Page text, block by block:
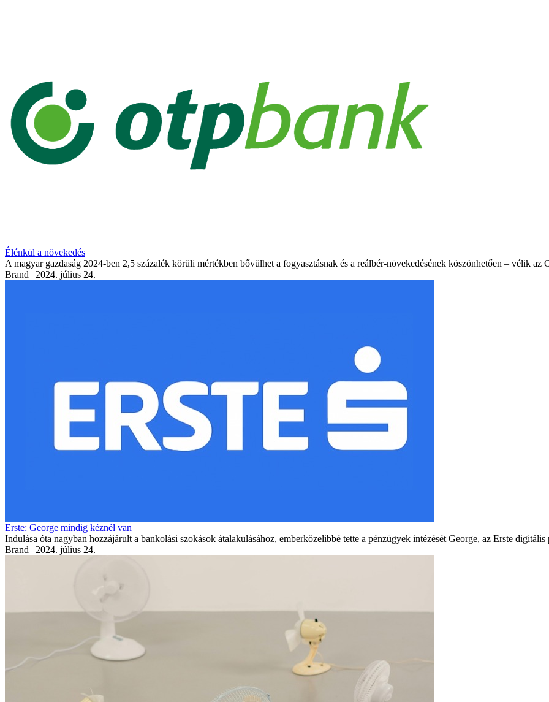
Élénkül a növekedés
A magyar gazdaság 2024-ben 2,5 százalék körüli mértékben bővülhet a fogyasztásnak és a reálbér-növekedésének köszönhetően – vélik az
Brand | 2024. július 24.
Erste: George mindig kéznél van
Indulása óta nagyban hozzájárult a bankolási szokások átalakulásához, emberközelibbé tette a pénzügyek intézését George, az Erste digitális
Brand | 2024. július 24.